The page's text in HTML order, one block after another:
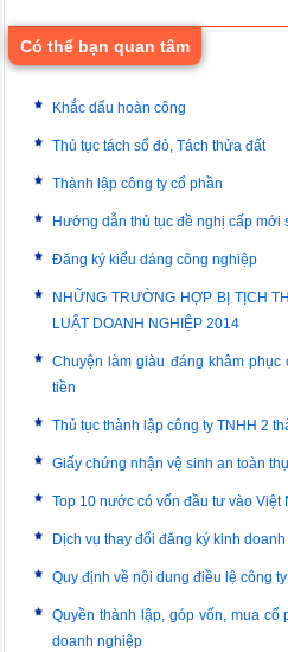
Có thể bạn quan tâm
Khắc dấu hoàn công
Thủ tục tách sổ đỏ, Tách thửa đất
Thành lập công ty cổ phần
Hướng dẫn thủ tục đề nghị cấp mới
Đăng ký kiểu dáng công nghiệp
NHỮNG TRƯỜNG HỢP BỊ TỊCH
LUẬT DOANH NGHIỆP 2014
Chuyện làm giàu đáng khâm
tiền
Thủ tục thành lập công ty TNHH 2
Giấy chứng nhận vệ sinh an toàn
Top 10 nước có vốn đầu tư vào Việt
Dịch vụ thay đổi đăng ký kinh doanh
Quy định về nội dung điều lệ công ty
Quyền thành lập, góp vốn, mua
doanh nghiệp